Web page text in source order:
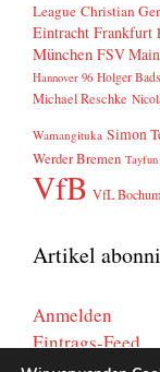
League Christian
Eintracht Frankfurt
München FSV
Hannover 96 Holger
Michael Reschke
Wamangituka Simon
Werder Bremen
VfB VfL Bochum
Artikel
Anmelden
Eintrags-Feed